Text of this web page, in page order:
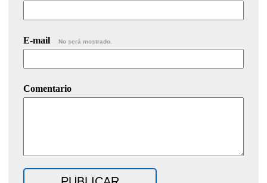
E-mail No será mostrado.
Comentario